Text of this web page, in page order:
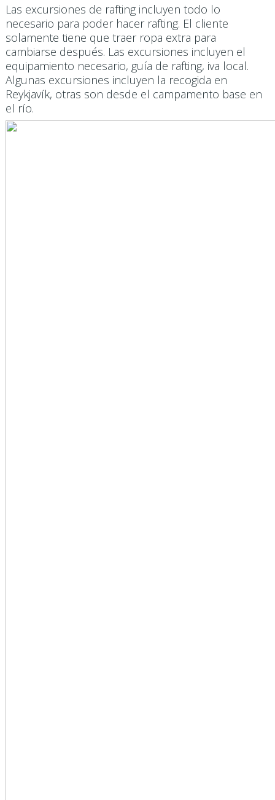
Las excursiones de rafting incluyen todo lo
necesario para poder hacer rafting. El cliente
solamente tiene que traer ropa extra para
cambiarse después. Las excursiones incluyen el
equipamiento necesario, guía de rafting, iva local.
Algunas excursiones incluyen la recogida en
Reykjavík, otras son desde el campamento base en
el río.